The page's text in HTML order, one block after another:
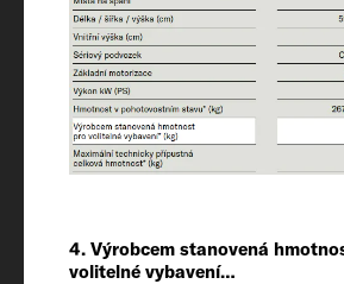
4. Výrobcem stanovená
volitelné vybavení…
Nejvyšší technicky
(kg)
3500
Povolená hmotnost přívěsu
2500 / 750